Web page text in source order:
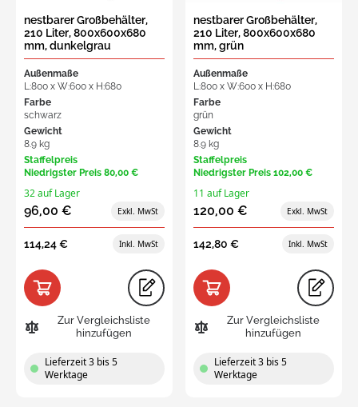
nestbarer Großbehälter,
210 Liter, 800x600x680
mm, dunkelgrau
Außenmaße
L:800 x W:600 x H:680
Farbe
schwarz
Gewicht
8.9 kg
Staffelpreis
Niedrigster Preis 80,00 €
32 auf Lager
96,00 €
114,24 €
Zur Vergleichsliste
hinzufügen
Lieferzeit 3 bis 5
Werktage
nestbarer Großbehälter,
210 Liter, 800x600x680
mm, grün
Außenmaße
L:800 x W:600 x H:680
Farbe
grün
Gewicht
8.9 kg
Staffelpreis
Niedrigster Preis 102,00 €
11 auf Lager
120,00 €
142,80 €
Zur Vergleichsliste
hinzufügen
Lieferzeit 3 bis 5
Werktage